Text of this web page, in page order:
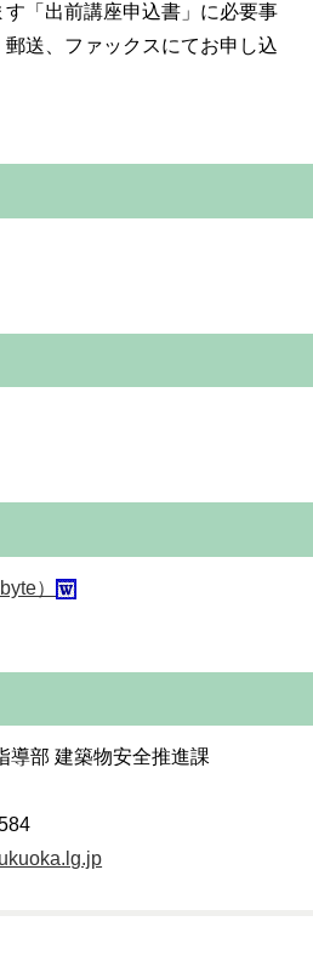
「出前講座申込書」に必要事
送、ファックスにてお申し込
）
導部 建築物安全推進課